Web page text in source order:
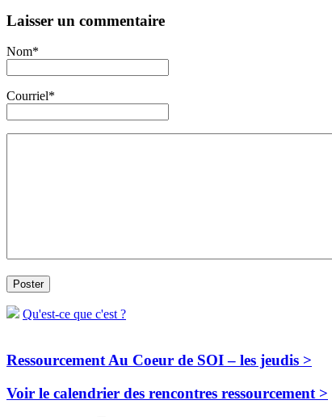
Laisser un commentaire
Nom*
Courriel*
Qu'est-ce que c'est ?
Ressourcement Au Coeur de SOI – les jeudis >
Voir le calendrier des rencontres ressourcement >